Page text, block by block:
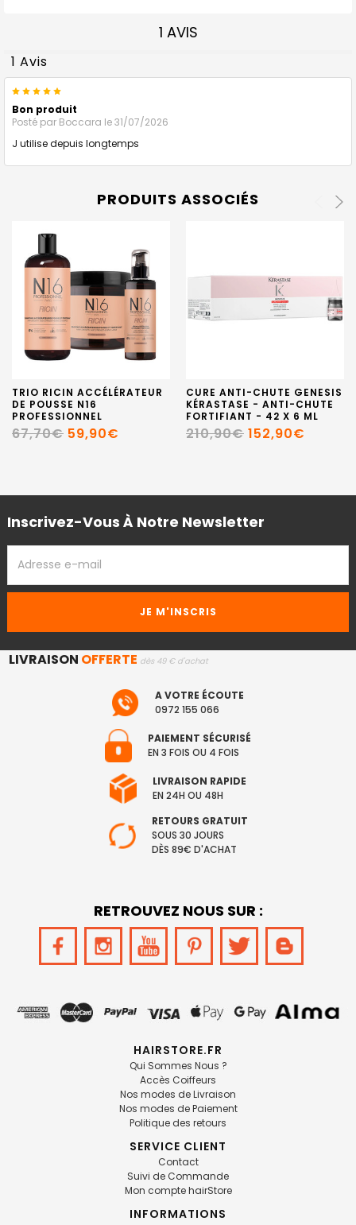
1 AVIS
1 Avis
5
Bon produit
Posté par Boccara le 31/07/2026
J utilise depuis longtemps
PRODUITS ASSOCIÉS
TRIO RICIN ACCÉLÉRATEUR
DE POUSSE N16
PROFESSIONNEL
67,70€ 59,90€
CURE ANTI-CHUTE GENESIS
KÉRASTASE - ANTI-CHUTE
FORTIFIANT - 42 X 6 ML
210,90€ 152,90€
Inscrivez-Vous À Notre Newsletter
EMAIL
LIVRAISON OFFERTE dès 49 € d'achat
A VOTRE ÉCOUTE
0972 155 066
PAIEMENT SÉCURISÉ
EN 3 FOIS OU 4 FOIS
LIVRAISON RAPIDE
EN 24H OU 48H
RETOURS GRATUIT
SOUS 30 JOURS
DÈS 89€ D'ACHAT
RETROUVEZ NOUS SUR :
HAIRSTORE.FR
Qui Sommes Nous ?
Accès Coiffeurs
Nos modes de Livraison
Nos modes de Paiement
Politique des retours
SERVICE CLIENT
Contact
Suivi de Commande
Mon compte hairStore
INFORMATIONS